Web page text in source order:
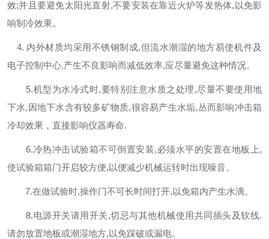
效;并且要避免太阳光直射,不要安装在靠近火炉等发热体,以免影
响制冷效果。
4. 内外材质均采用不锈钢制成,但流水潮湿的地方易使机件及
电子控制中心,产生不良影响而减低效率,应尽量避免这种情况。
5.机型为水冷式时,要特别注意水质之处理,尽量不要使用地
下水,因地下水含有较多矿物质,很容易产生水垢,丛而影响冲击箱
冷却效果，直接影响仪器寿命.
6.冷热冲击试验箱不可倒置安装,必须水平的安置在地板上,
使试验箱箱门开启较方便,以便减少机械运转时出现噪音。
7.在做试验时,操作门不可长时间打开,以免箱内产生水滴。
8.电源开关请用开关,切忌与其他机械使用共同插头及软线.
请勿放置地板或潮湿地方,以免踩破或漏电。